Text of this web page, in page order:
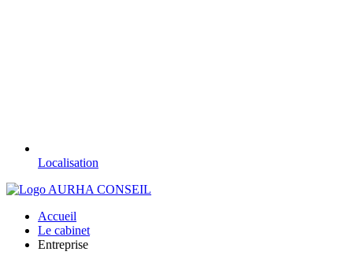
Localisation
Accueil
Le cabinet
Entreprise